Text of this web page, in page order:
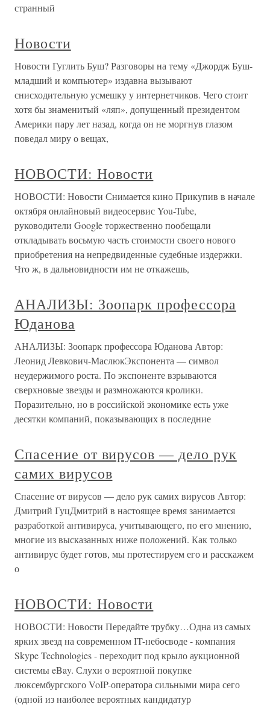
странный
Новости
Новости Гуглить Буш? Разговоры на тему «Джордж Буш-
младший и компьютер» издавна вызывают
снисходительную усмешку у интернетчиков. Чего стоит
хотя бы знаменитый «ляп», допущенный президентом
Америки пару лет назад, когда он не моргнув глазом
поведал миру о вещах,
НОВОСТИ: Новости
НОВОСТИ: Новости Снимается кино Прикупив в начале
октября онлайновый видеосервис You-Tube,
руководители Google торжественно пообещали
откладывать восьмую часть стоимости своего нового
приобретения на непредвиденные судебные издержки.
Что ж, в дальновидности им не откажешь,
АНАЛИЗЫ: Зоопарк профессора
Юданова
АНАЛИЗЫ: Зоопарк профессора Юданова Автор:
Леонид Левкович-МаслюкЭкспонента — символ
неудержимого роста. По экспоненте взрываются
сверхновые звезды и размножаются кролики.
Поразительно, но в российской экономике есть уже
десятки компаний, показывающих в последние
Спасение от вирусов — дело рук
самих вирусов
Спасение от вирусов — дело рук самих вирусов Автор:
Дмитрий ГуцДмитрий в настоящее время занимается
разработкой антивируса, учитывающего, по его мнению,
многие из высказанных ниже положений. Как только
антивирус будет готов, мы протестируем его и расскажем
о
НОВОСТИ: Новости
НОВОСТИ: Новости Передайте трубку…Одна из самых
ярких звезд на современном IT-небосводе - компания
Skype Technologies - переходит под крыло аукционной
системы eBay. Слухи о вероятной покупке
люксембургского VoIP-оператора сильными мира сего
(одной из наиболее вероятных кандидатур